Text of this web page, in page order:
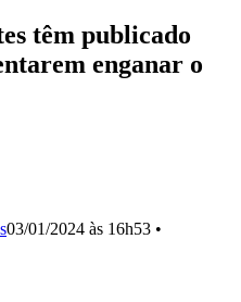
têm publicado
enganar o
03/01/2024 às 16h53 •